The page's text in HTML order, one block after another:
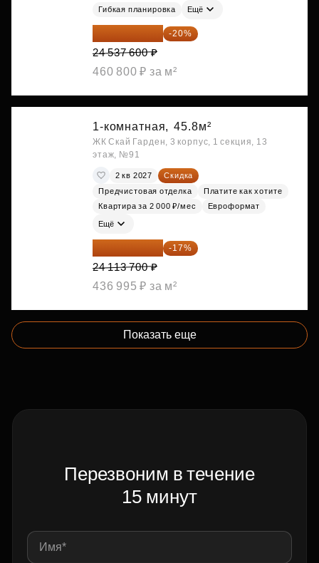
Гибкая планировка Ещё
19 630 080 ₽ -20%
24 537 600 ₽
460 800 ₽ за м²
1-комнатная, 45.8м²
ЖК Скай Гарден, 3 корпус, 1 секция, 13
этаж, №91
2 кв 2027
Скидка
Предчистовая отделка
Платите как хотите
Квартира за 2 000 ₽/мес
Евроформат
Ещё
20 014 371 ₽ -17%
24 113 700 ₽
436 995 ₽ за м²
Показать еще
Перезвоним в течение
15 минут